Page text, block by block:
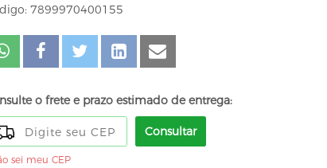
7899970400155
o frete e prazo estimado de entrega:
Consultar
sei meu CEP